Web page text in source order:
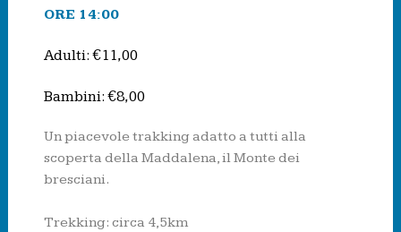
ORE 14:00
Adulti: €11,00
Bambini: €8,00
Un piacevole trakking adatto a tutti alla
scoperta della Maddalena, il Monte dei
bresciani.
Trekking: circa 4,5km